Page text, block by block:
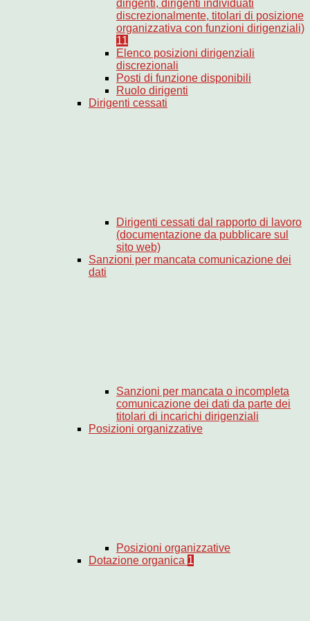
dirigenti, dirigenti individuati
discrezionalmente, titolari di posizione
organizzativa con funzioni dirigenziali)
11
Elenco posizioni dirigenziali
discrezionali
Posti di funzione disponibili
Ruolo dirigenti
Dirigenti cessati
Dirigenti cessati dal rapporto di lavoro
(documentazione da pubblicare sul
sito web)
Sanzioni per mancata comunicazione dei
dati
Sanzioni per mancata o incompleta
comunicazione dei dati da parte dei
titolari di incarichi dirigenziali
Posizioni organizzative
Posizioni organizzative
Dotazione organica 1